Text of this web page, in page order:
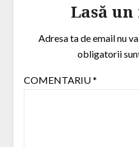
Lasă
Adresa ta de email nu
obligatorii
COMENTARIU*